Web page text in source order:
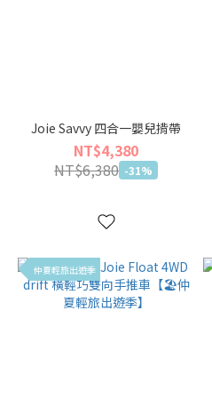
Joie Savvy 四合一嬰兒揹帶
NT$4,380
NT$6,380 -31%
仲夏輕旅出遊季